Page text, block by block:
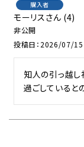
購入者
モーリス 4
非公開
投稿日 2026/07/15
知人の引っ越し
過ごしていると